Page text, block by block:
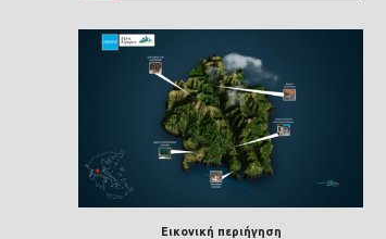
Εικονική περιήγηση